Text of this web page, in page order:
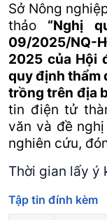
Sở Nông
thảo “Nghị
09/2025/
2025 của Hội
quy định thẩm
trồng trên địa
tin điện tử
văn và đề
nghiên cứu,
Thời gian lấy ý
Tập tin đính kèm